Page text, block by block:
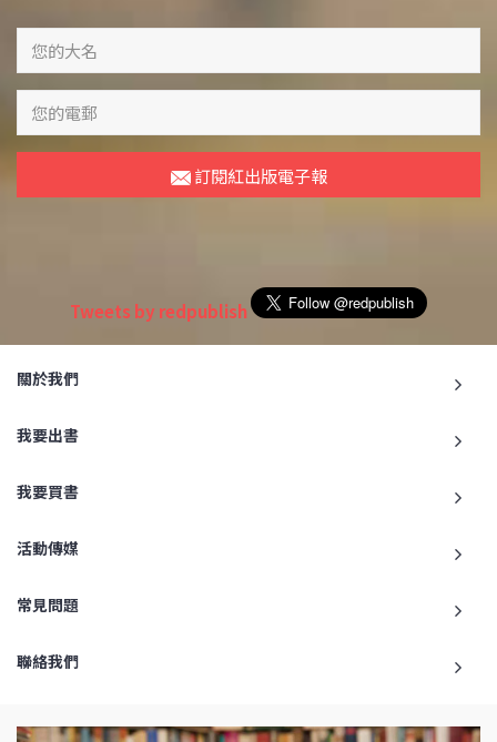
訂閱紅出版電子報
Tweets by redpublish
關於我們
我要出書
我要買書
活動傳媒
常見問題
聯絡我們